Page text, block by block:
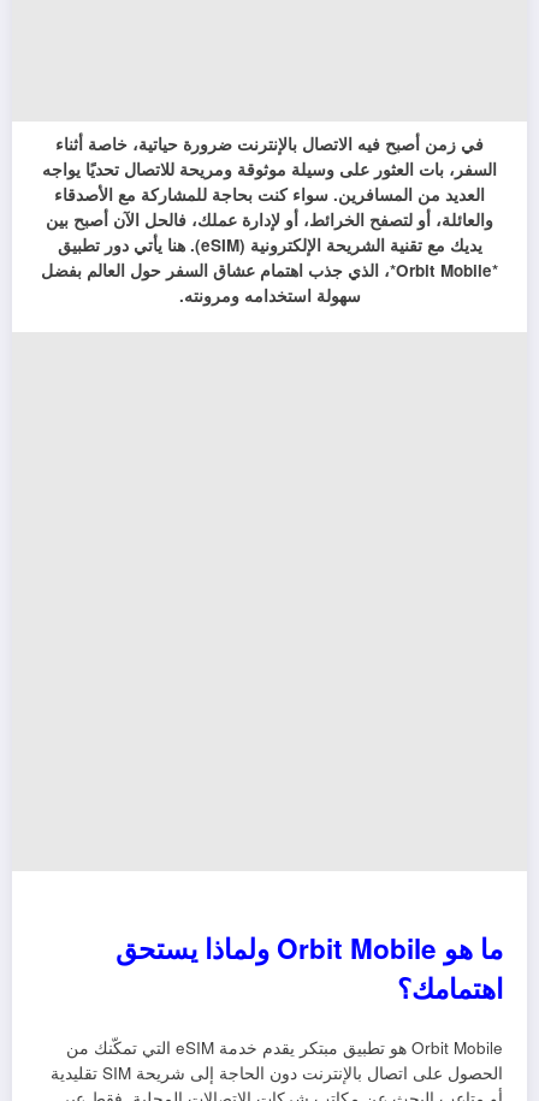
في زمن أصبح فيه الاتصال بالإنترنت ضرورة حياتية، خاصة أثناء
السفر، بات العثور على وسيلة موثوقة ومريحة للاتصال تحديًا يواجه
العديد من المسافرين. سواء كنت بحاجة للمشاركة مع الأصدقاء
والعائلة، أو لتصفح الخرائط، أو لإدارة عملك، فالحل الآن أصبح بين
يديك مع تقنية الشريحة الإلكترونية (eSIM). هنا يأتي دور تطبيق
*Orbit Mobile*، الذي جذب اهتمام عشاق السفر حول العالم بفضل
سهولة استخدامه ومرونته.
ما هو Orbit Mobile ولماذا يستحق
اهتمامك؟
Orbit Mobile هو تطبيق مبتكر يقدم خدمة eSIM التي تمكّنك من
الحصول على اتصال بالإنترنت دون الحاجة إلى شريحة SIM تقليدية